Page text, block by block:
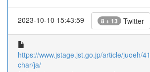
2023-10-10 15:43:59 8 + 13 Twitter
https://www.jstage.jst.go.jp/article/juoeh/
char/ja/